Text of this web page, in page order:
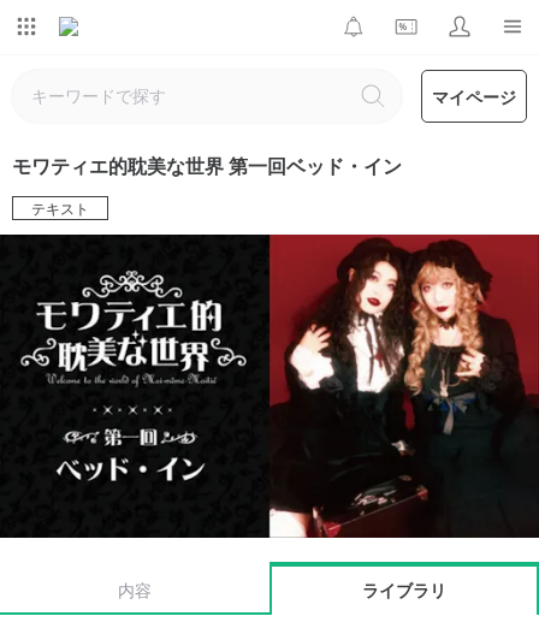
マイページ
モワティエ的耽美な世界 第一回ベッド・イン
テキスト
内容 ライブラリ